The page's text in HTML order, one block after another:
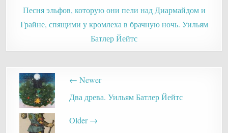
Песня эльфов, которую они пели над Диармайдом и
Грайне, спящими у кромлеха в брачную ночь. Уильям
Батлер Йейтс
Post
navigation
← Newer
Два древа. Уильям Батлер Йейтс
Older →